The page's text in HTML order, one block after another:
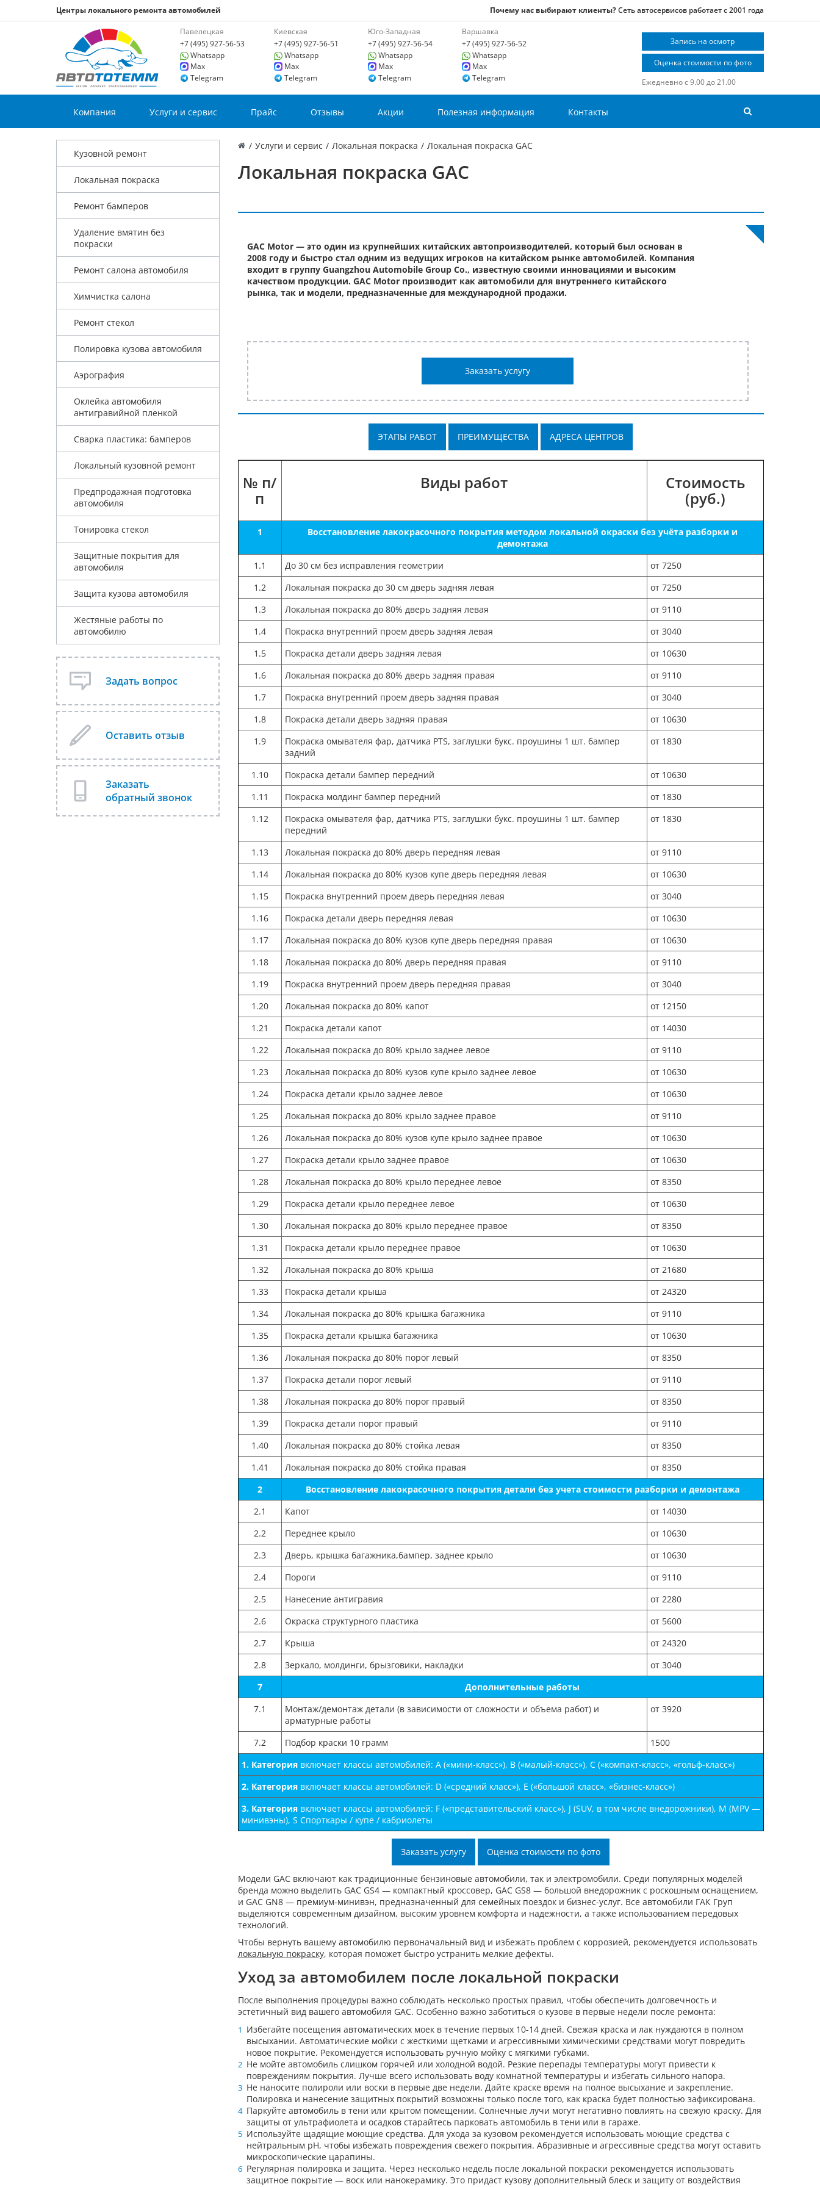
Центры локального ремонта автомобилей Почему нас выбирают клиенты?Сеть автосервисов работает с 2001 года
Павелецкая
+7 (495) 927-56-53
Whatsapp
Max
Telegram
Киевская
+7 (495) 927-56-51
Whatsapp
Max
Telegram
Юго-Западная
+7 (495) 927-56-54
Whatsapp
Max
Telegram
Варшавка
+7 (495) 927-56-52
Whatsapp
Max
Telegram
Запись на осмотр
Оценка стоимости по фото
Ежедневно с 9.00 до 21.00
Компания Услуги и сервис Прайс Отзывы Акции Полезная информация Контакты
/ Услуги и сервис / Локальная покраска / Локальная покраска GAC
Локальная покраска GAC
Кузовной ремонт
Локальная покраска
Ремонт бамперов
Удаление вмятин без
покраски
Ремонт салона автомобиля
Химчистка салона
Ремонт стекол
Полировка кузова автомобиля
Аэрография
Оклейка автомобиля
антигравийной пленкой
Сварка пластика: бамперов
Локальный кузовной ремонт
Предпродажная подготовка
автомобиля
Тонировка стекол
Защитные покрытия для
автомобиля
Защита кузова автомобиля
Жестяные работы по
автомобилю
Задать вопрос
Оставить отзыв
Заказать
обратный звонок
GAC Motor — это один из крупнейших китайских автопроизводителей, который был основан в
2008 году и быстро стал одним из ведущих игроков на китайском рынке автомобилей. Компания
входит в группу Guangzhou Automobile Group Co., известную своими инновациями и высоким
качеством продукции. GAC Motor производит как автомобили для внутреннего китайского
рынка, так и модели, предназначенные для международной продажи.
Заказать услугу
ЭТАПЫ РАБОТ ПРЕИМУЩЕСТВА АДРЕСА ЦЕНТРОВ
№ п/
п
Виды работ Стоимость
(руб.)
1
Восстановление лакокрасочного покрытия методом локальной окраски без учёта разборки и
демонтажа
1.1
До 30 см без исправления геометрии
от 7250
1.2
Локальная покраска до 30 см дверь задняя левая
от 7250
1.3
Локальная покраска до 80% дверь задняя левая
от 9110
1.4
Покраска внутренний проем дверь задняя левая
от 3040
1.5
Покраска детали дверь задняя левая
от 10630
1.6
Локальная покраска до 80% дверь задняя правая
от 9110
1.7
Покраска внутренний проем дверь задняя правая
от 3040
1.8
Покраска детали дверь задняя правая
от 10630
1.9
Покраска омывателя фар, датчика PTS, заглушки букс. проушины 1 шт. бампер
задний
от 1830
1.10 Покраска детали бампер передний
от 10630
1.11
Покраска молдинг бампер передний
от 1830
1.12
Покраска омывателя фар, датчика PTS, заглушки букс. проушины 1 шт. бампер
передний
от 1830
1.13 Локальная покраска до 80% дверь передняя левая
от 9110
1.14
Локальная покраска до 80% кузов купе дверь передняя левая
от 10630
1.15
Покраска внутренний проем дверь передняя левая
от 3040
1.16
Покраска детали дверь передняя левая
от 10630
1.17
Локальная покраска до 80% кузов купе дверь передняя правая
от 10630
1.18
Локальная покраска до 80% дверь передняя правая
от 9110
1.19
Покраска внутренний проем дверь передняя правая
от 3040
1.20
Локальная покраска до 80% капот
от 12150
1.21
Покраска детали капот
от 14030
1.22
Локальная покраска до 80% крыло заднее левое
от 9110
1.23
Локальная покраска до 80% кузов купе крыло заднее левое
от 10630
1.24
Покраска детали крыло заднее левое
от 10630
1.25
Локальная покраска до 80% крыло заднее правое
от 9110
1.26
Локальная покраска до 80% кузов купе крыло заднее правое
от 10630
1.27
Покраска детали крыло заднее правое
от 10630
1.28
Локальная покраска до 80% крыло переднее левое
от 8350
1.29
Покраска детали крыло переднее левое
от 10630
1.30
Локальная покраска до 80% крыло переднее правое
от 8350
1.31
Покраска детали крыло переднее правое
от 10630
1.32
Локальная покраска до 80% крыша
от 21680
1.33
Покраска детали крыша
от 24320
1.34
Локальная покраска до 80% крышка багажника
от 9110
1.35
Покраска детали крышка багажника
от 10630
1.36
Локальная покраска до 80% порог левый
от 8350
1.37
Покраска детали порог левый
от 9110
1.38
Локальная покраска до 80% порог правый
от 8350
1.39
Покраска детали порог правый
от 9110
1.40
Локальная покраска до 80% стойка левая
от 8350
1.41
Локальная покраска до 80% стойка правая
от 8350
2
Восстановление лакокрасочного покрытия детали без учета стоимости разборки и демонтажа
2.1
Капот
от 14030
2.2
Переднее крыло
от 10630
2.3
Дверь, крышка багажника,бампер, заднее крыло
от 10630
2.4
Пороги
от 9110
2.5
Нанесение антигравия
от 2280
2.6
Окраска структурного пластика
от 5600
2.7
Крыша
от 24320
2.8
Зеркало, молдинги, брызговики, накладки
от 3040
7
Дополнительные работы
7.1
Монтаж/демонтаж детали (в зависимости от сложности и объема работ) и
арматурные работы
от 3920
7.2 Подбор краски 10 грамм
1500
1. Категориявключает классы автомобилей: А («мини-класс»), B («малый-класс»), С («компакт-класс», «гольф-класс»)
2. Категориявключает классы автомобилей: D («средний класс»), E («большой класс», «бизнес-класс»)
3. Категориявключает классы автомобилей: F («представительский класс»), J (SUV, в том числе внедорожники), М (MPV —
минивэны), S Спорткары / купе / кабриолеты
Заказать услугу Оценка стоимости по фото
Модели GAC включают как традиционные бензиновые автомобили, так и электромобили. Среди популярных моделей
бренда можно выделить GAC GS4 — компактный кроссовер, GAC GS8 — большой внедорожник с роскошным оснащением,
и GAC GN8 — премиум-минивэн, предназначенный для семейных поездок и бизнес-услуг. Все автомобили ГАК Груп
выделяются современным дизайном, высоким уровнем комфорта и надежности, а также использованием передовых
технологий.
Чтобы вернуть вашему автомобилю первоначальный вид и избежать проблем с коррозией, рекомендуется использовать
локальную покраску, которая поможет быстро устранить мелкие дефекты.
Уход за автомобилем после локальной покраски
После выполнения процедуры важно соблюдать несколько простых правил, чтобы обеспечить долговечность и
эстетичный вид вашего автомобиля GAC. Особенно важно заботиться о кузове в первые недели после ремонта:
Избегайте посещения автоматических моек в течение первых 10-14 дней. Свежая краска и лак нуждаются в полном
высыхании. Автоматические мойки с жесткими щетками и агрессивными химическими средствами могут повредить
новое покрытие. Рекомендуется использовать ручную мойку с мягкими губками.
Не мойте автомобиль слишком горячей или холодной водой. Резкие перепады температуры могут привести к
повреждениям покрытия. Лучше всего использовать воду комнатной температуры и избегать сильного напора.
Не наносите полироли или воски в первые две недели. Дайте краске время на полное высыхание и закрепление.
Полировка и нанесение защитных покрытий возможны только после того, как краска будет полностью зафиксирована.
Паркуйте автомобиль в тени или крытом помещении. Солнечные лучи могут негативно повлиять на свежую краску. Для
защиты от ультрафиолета и осадков старайтесь парковать автомобиль в тени или в гараже.
Используйте щадящие моющие средства. Для ухода за кузовом рекомендуется использовать моющие средства с
нейтральным pH, чтобы избежать повреждения свежего покрытия. Абразивные и агрессивные средства могут оставить
микроскопические царапины.
Регулярная полировка и защита. Через несколько недель после локальной покраски рекомендуется использовать
защитное покрытие — воск или нанокерамику. Это придаст кузову дополнительный блеск и защиту от воздействия